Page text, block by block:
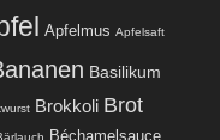
Apfelmus Apfelsaft
Basilikum
Brokkoli Brot